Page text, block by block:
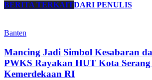
BERITA TERKAITDARI PENULIS
Banten
Mancing Jadi Simbol Kesabaran
PWKS Rayakan HUT Kota Serang
Kemerdekaan RI